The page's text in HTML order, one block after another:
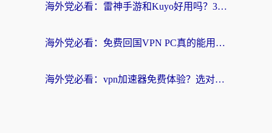
海外党必看：雷神手游和Kuyo好用吗？3款回国加速器实测+避坑指南
海外党必看：免费回国VPN PC真的能用？附国内高速VPN选择全攻略
海外党必看：vpn加速器免费体验？选对回国加速器才能无缝刷国内剧玩国服